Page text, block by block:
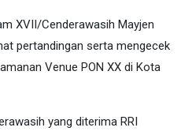
XVII/Cenderawasih Mayjen
pertandingan serta mengecek
Venue PON XX di Kota
yang diterima RRI